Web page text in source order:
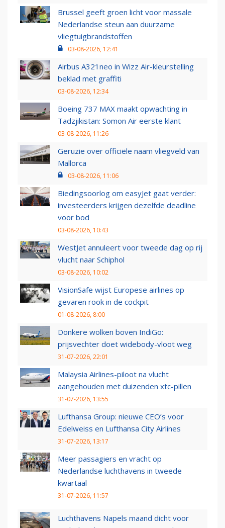
Brussel geeft groen licht voor massale
Nederlandse steun aan duurzame
vliegtuigbrandstoffen
03-08-2026, 12:41
Airbus A321neo in Wizz Air-kleurstelling
beklad met graffiti
03-08-2026, 12:34
Boeing 737 MAX maakt opwachting in
Tadzjikistan: Somon Air eerste klant
03-08-2026, 11:26
Geruzie over officiële naam vliegveld van
Mallorca
03-08-2026, 11:06
Biedingsoorlog om easyJet gaat verder:
investeerders krijgen dezelfde deadline
voor bod
03-08-2026, 10:43
WestJet annuleert voor tweede dag op rij
vlucht naar Schiphol
03-08-2026, 10:02
VisionSafe wijst Europese airlines op
gevaren rook in de cockpit
01-08-2026, 8:00
Donkere wolken boven IndiGo:
prijsvechter doet widebody-vloot weg
31-07-2026, 22:01
Malaysia Airlines-piloot na vlucht
aangehouden met duizenden xtc-pillen
31-07-2026, 13:55
Lufthansa Group: nieuwe CEO’s voor
Edelweiss en Lufthansa City Airlines
31-07-2026, 13:17
Meer passagiers en vracht op
Nederlandse luchthavens in tweede
kwartaal
31-07-2026, 11:57
Luchthavens Napels maand dicht voor